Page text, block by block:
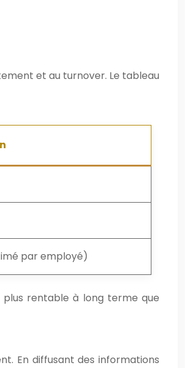
et au turnover. Le tableau
par employé)
plus rentable à long terme que
En diffusant des informations